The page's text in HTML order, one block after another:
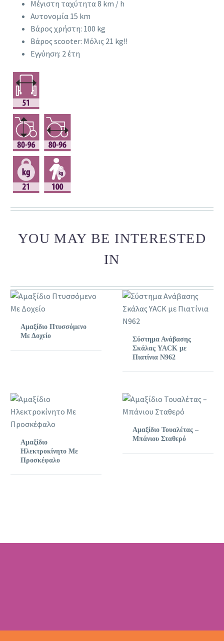
Μέγιστη ταχύτητα 8 km / h
Αυτονομία 15 km
Βάρος χρήστη: 100 kg
Βάρος scooter: Μόλις 21 kg!!
Εγγύηση: 2 έτη
YOU MAY BE INTERESTED
IN
Αμαξίδιο Πτυσσόμενο
Με Δοχείο
Σύστημα Ανάβασης
Σκάλας YACK με
Πιατίνια N962
Αμαξίδιο
Ηλεκτροκίνητο Με
Προσκέφαλο
Αμαξίδιο Τουαλέτας –
Μπάνιου Σταθερό